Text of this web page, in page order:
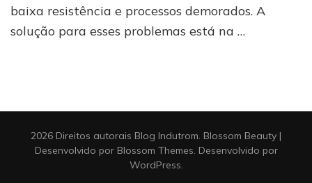
industriais
baixa resistência e processos demorados. A
solução para esses problemas está na …
2026 Direitos autorais Blog Indutrom. Blossom Beauty |
Desenvolvido por Blossom Themes. Desenvolvido por
WordPress.